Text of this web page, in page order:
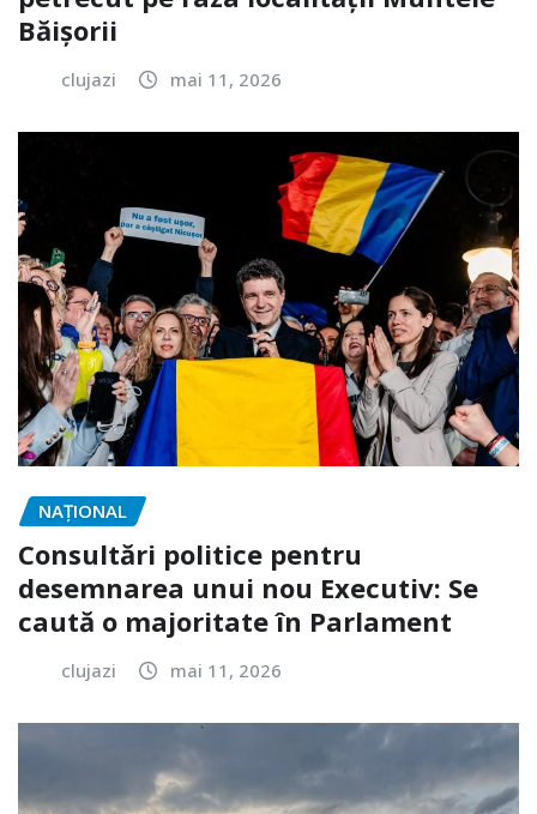
Băișorii
clujazi mai 11, 2026
NAŢIONAL
Consultări politice pentru
desemnarea unui nou Executiv: Se
caută o majoritate în Parlament
clujazi mai 11, 2026